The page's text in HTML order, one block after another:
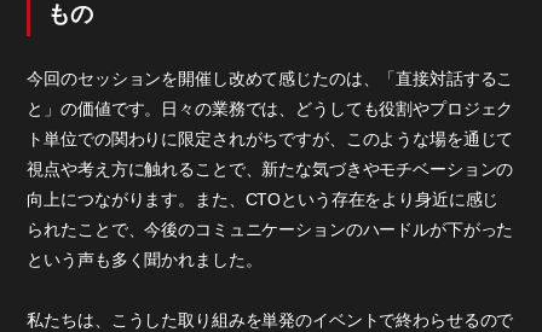
もの
今回のセッションを開催し改めて感じたのは、「直接対話するこ
と」の価値です。日々の業務では、どうしても役割やプロジェク
ト単位での関わりに限定されがちですが、このような場を通じて
視点や考え方に触れることで、新たな気づきやモチベーションの
向上につながります。また、CTOという存在をより身近に感じ
られたことで、今後のコミュニケーションのハードルが下がった
という声も多く聞かれました。
私たちは、こうした取り組みを単発のイベントで終わらせるので